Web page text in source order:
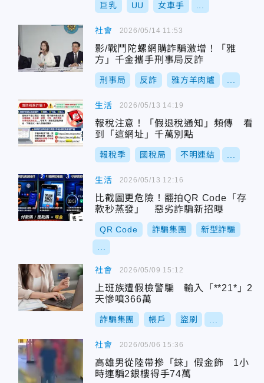
巨乳 UU 女車手
社會
影/戰鬥陀螺網購詐騙激增！「雅
方」千金攜手刑事局反詐
刑事局 反詐 雅方羊肉爐
2026/05/14 11:53
生活
報稅注意！「假退稅通知」頻傳 看
到「這網址」千萬別點
報稅季 國稅局 不明連結
2026/05/13 14:19
生活
比截圖更危險！翻拍QR Code「存
款秒蒸發」 惡劣詐騙新招曝
QR Code 詐騙集團 新型詐騙
2026/05/13 12:16
社會
上班族遭假檢警騙 輸入「**21*」2
天慘噴366萬
詐騙集團 帳戶 盜刷
2026/05/09 15:12
社會
高雄男從陸帶摻「錸」假金飾 1小
時連騙2銀樓得手74萬
2026/05/06 15:36